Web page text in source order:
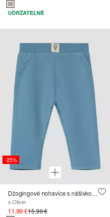
UDRŽATEĽNÉ
-25%
Džogingové nohavice s nášivkou na štítku
s.Oliver
11,99 €15,99 €